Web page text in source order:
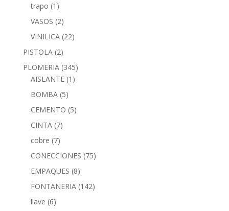
trapo (1)
VASOS (2)
VINILICA (22)
PISTOLA (2)
PLOMERIA (345)
AISLANTE (1)
BOMBA (5)
CEMENTO (5)
CINTA (7)
cobre (7)
CONECCIONES (75)
EMPAQUES (8)
FONTANERIA (142)
llave (6)